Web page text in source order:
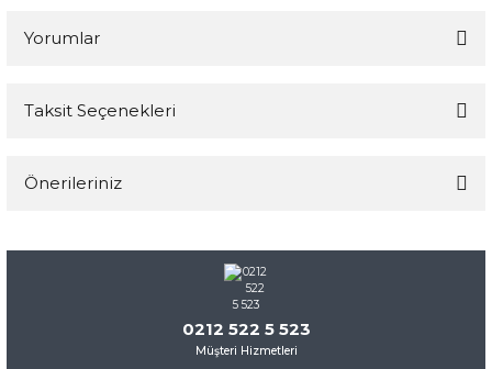
Yorumlar
Taksit Seçenekleri
Önerileriniz
konularda yetersiz gördüğünüz noktaları öneri formunu
kullanarak tarafımıza iletebilirsiniz.
Görüş ve önerileriniz için teşekkür ederiz.
Ürün resmi kalitesiz, bozuk veya görüntülenemiyor.
0212 522 5 523
Müşteri Hizmetleri